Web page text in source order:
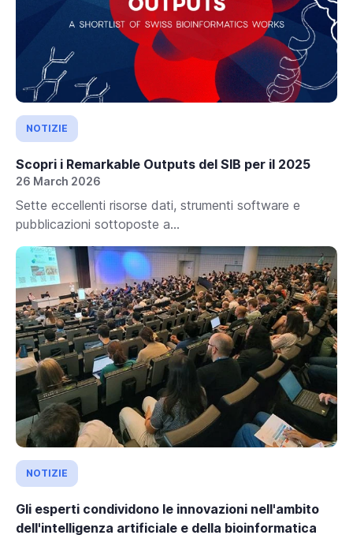
NOTIZIE
Scopri i Remarkable Outputs del SIB per il 2025
26 March 2026
Sette eccellenti risorse dati, strumenti software e
pubblicazioni sottoposte a...
NOTIZIE
Gli esperti condividono le innovazioni nell'ambito
dell'intelligenza artificiale e della bioinformatica